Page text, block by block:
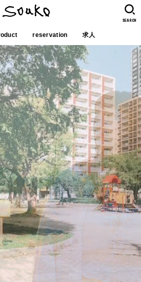
reservation 求人
SEARCH